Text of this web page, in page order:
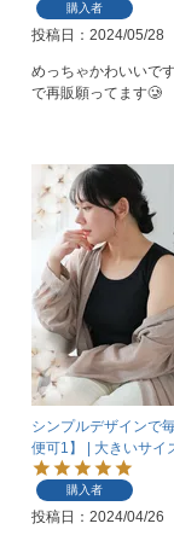
購入者
投稿日 2024/05/28
めっちゃかわいいで
で再販願ってます🥲
シンプルデザインで
便可1】 | 大きいサイ
購入者
投稿日 2024/04/26